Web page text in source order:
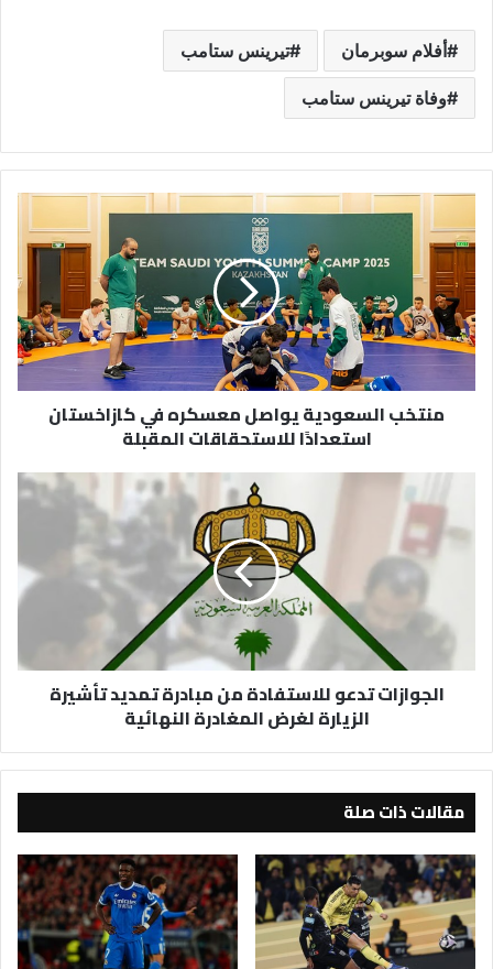
أفلام سوبرمان تيرينس ستامب
وفاة تيرينس ستامب
منتخب
السعودية
يواصل
معسكره
في
كازاخستان
استعدادًا
للاستحقاقات
المقبلة
منتخب السعودية يواصل معسكره في كازاخستان
استعدادًا للاستحقاقات المقبلة
للاستفادة
تأشيرة
لغرض
المغادرةالجوازات تدعو للاستفادة من مبادرة تمديد تأشيرة
الزيارة لغرض المغادرة النهائية
مقالات ذات صلة